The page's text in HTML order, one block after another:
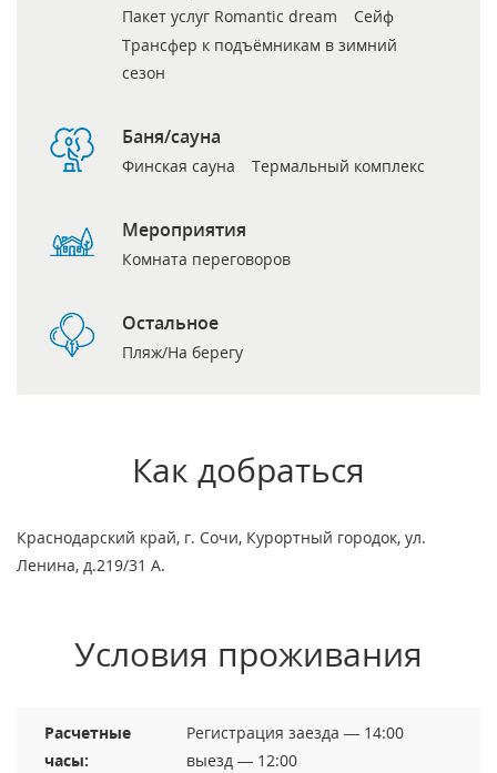
Пакет услуг Romantic dream
Сейф
Трансфер к подъёмникам в зимний
сезон
Баня/сауна
Финская сауна Термальный комплекс
Мероприятия
Комната переговоров
Остальное
Пляж/На берегу
Как добраться
Краснодарский край, г. Сочи, Курортный городок, ул.
Ленина, д.219/31 А.
Условия проживания
Расчетные
часы:
Регистрация заезда — 14:00
выезд — 12:00